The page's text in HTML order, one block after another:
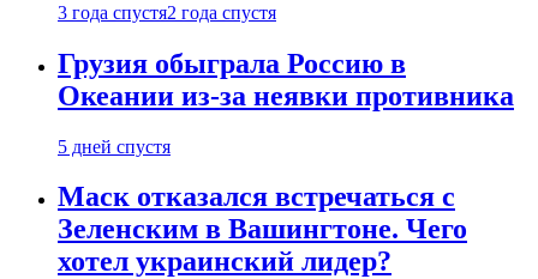
3 года спустя2 года спустя
Грузия обыграла Россию в
Океании из-за неявки противника
5 дней спустя
Маск отказался встречаться с
Зеленским в Вашингтоне. Чего
хотел украинский лидер?